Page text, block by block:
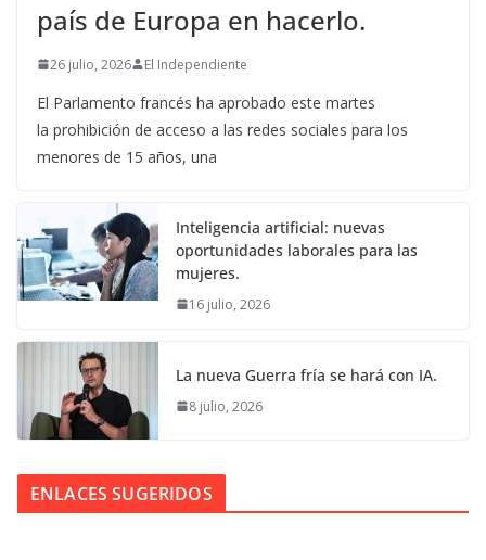
país de Europa en hacerlo.
26 julio, 2026 El Independiente
El Parlamento francés ha aprobado este martes
la prohibición de acceso a las redes sociales para los
menores de 15 años, una
Inteligencia artificial: nuevas
oportunidades laborales para las
mujeres.
16 julio, 2026
La nueva Guerra fría se hará con IA.
8 julio, 2026
ENLACES SUGERIDOS